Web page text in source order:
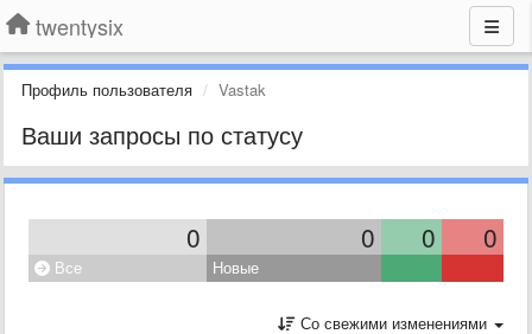
twentysix
Профиль пользователя Vastak
Ваши запросы по статусу
0 0 0 0
Все Новые
Со свежими изменениями